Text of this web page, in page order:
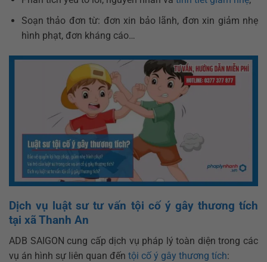
Soạn thảo đơn từ: đơn xin bảo lãnh, đơn xin giảm nhẹ
hình phạt, đơn kháng cáo…
Dịch vụ luật sư tư vấn tội cố ý gây thương tích
tại xã Thanh An
ADB SAIGON cung cấp dịch vụ pháp lý toàn diện trong các
vụ án hình sự liên quan đến tội cố ý gây thương tích: